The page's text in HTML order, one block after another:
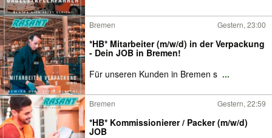
Bremen Gestern, 23:00
*HB* Mitarbeiter (m/w/d) in der Verpackung
- Dein JOB in Bremen!
Für unseren Kunden in Bremen s ...
Bremen Gestern, 22:59
*HB* Kommissionierer / Packer (m/w/d)
JOB